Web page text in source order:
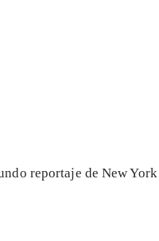
reportaje de New